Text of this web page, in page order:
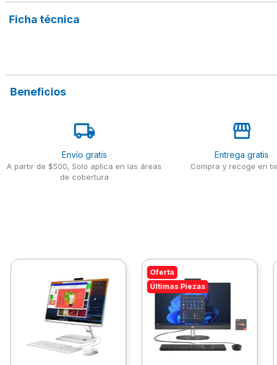
Ficha técnica
Beneficios
Envío gratis
A partir de $500, Solo aplica en las áreas
de cobertura
Entrega gratis
Compra y recoge en
Oferta
Últimas Piezas